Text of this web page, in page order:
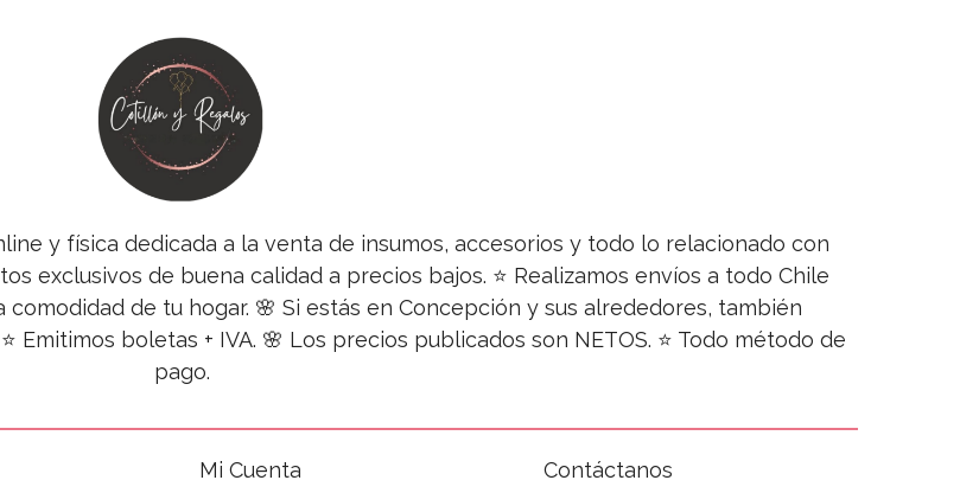
y física dedicada a la venta de insumos, accesorios y todo lo relacionado con
exclusivos de buena calidad a precios bajos. ⭐ Realizamos envíos a todo Chile
de tu hogar. 🌸 Si estás en Concepción y sus alrededores, también
Emitimos boletas + IVA. 🌸 Los precios publicados son NETOS. ⭐ Todo método de
pago.
Mi Cuenta Contáctanos